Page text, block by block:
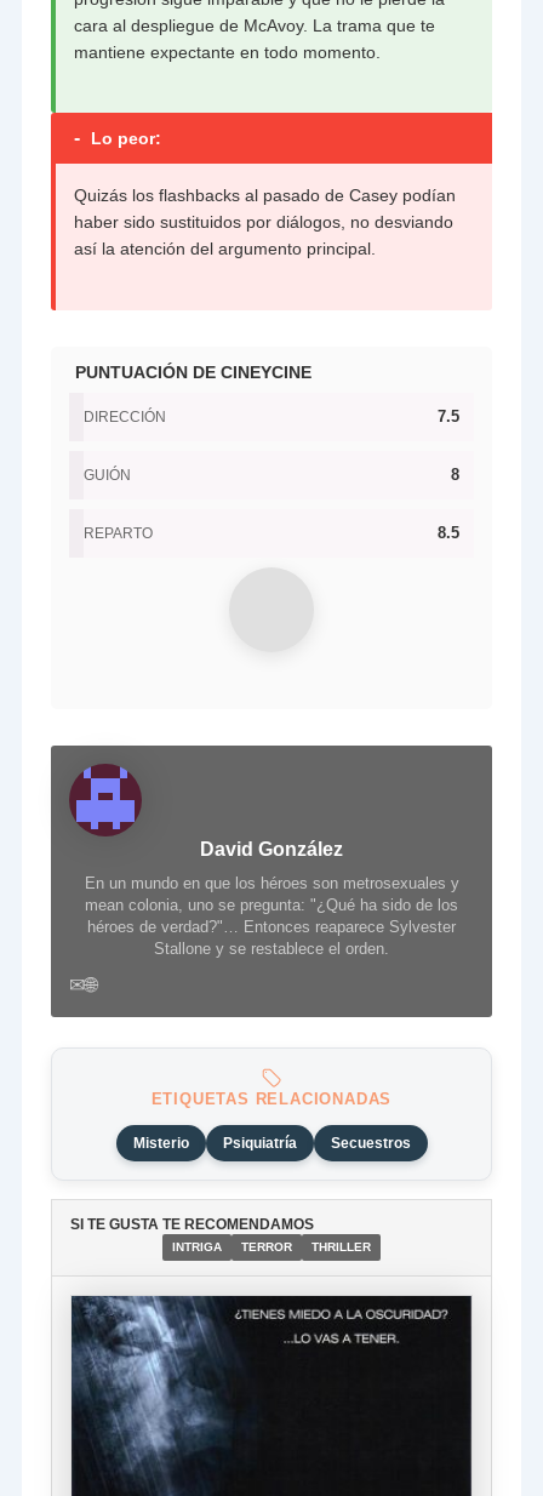
cara al despliegue de McAvoy. La trama que te
mantiene expectante en todo momento.
- Lo peor:
Quizás los flashbacks al pasado de Casey podían
haber sido sustituidos por diálogos, no desviando
así la atención del argumento principal.
PUNTUACIÓN DE CINEYCINE
DIRECCIÓN 7.5
GUIÓN 8
REPARTO 8.5
David González
En un mundo en que los héroes son metrosexuales y
mean colonia, uno se pregunta: "¿Qué ha sido de los
héroes de verdad?"… Entonces reaparece Sylvester
Stallone y se restablece el orden.
✉🌐
ETIQUETAS RELACIONADAS
Misterio Psiquiatría Secuestros
SI TE GUSTA TE RECOMENDAMOS
INTRIGA TERROR THRILLER